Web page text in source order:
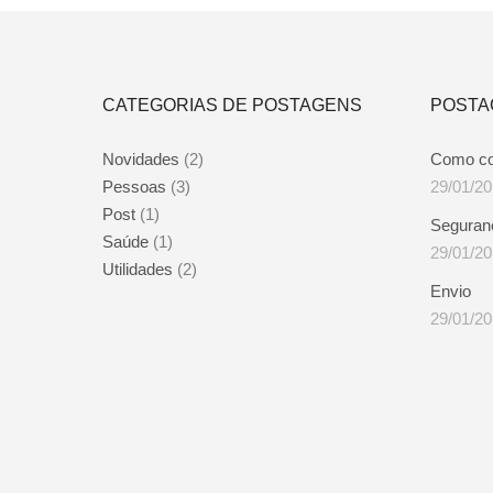
escolhidas
do
produto
CATEGORIAS DE POSTAGENS
Novidades (2)
Pessoas (3)
Post (1)
Saúde (1)
Utilidades (2)
Como
29/01/
29/01/
Envio
29/01/